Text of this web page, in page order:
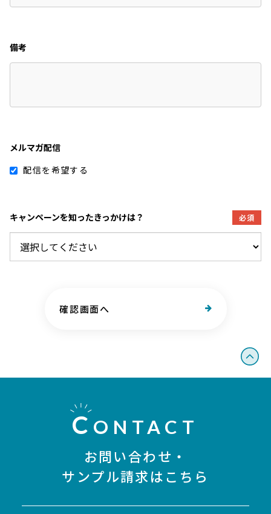
備考
メルマガ配信
配信を希望する
キャンペーンを知ったきっかけは？ 必須
確認画面へ
C ONTACT
お問い合わせ・
サンプル請求はこちら